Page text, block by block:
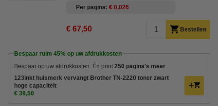
Per pagina € 0,026
€ 67,50 Bestellen
Bespaar ruim 45% op uw afdrukkosten
Bespaar op uw afdrukkosten. Én print 250 pagina's meer
123inkt huismerk vervangt Brother TN-2220 toner zwart
hoge capaciteit
€ 39,50